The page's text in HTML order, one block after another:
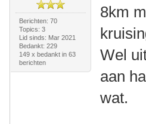
Berichten: 70
Topics: 3
Lid sinds: Mar 2021
Bedankt: 229
149 x bedankt in 63
berichten
8km
Wel
aan
wat.